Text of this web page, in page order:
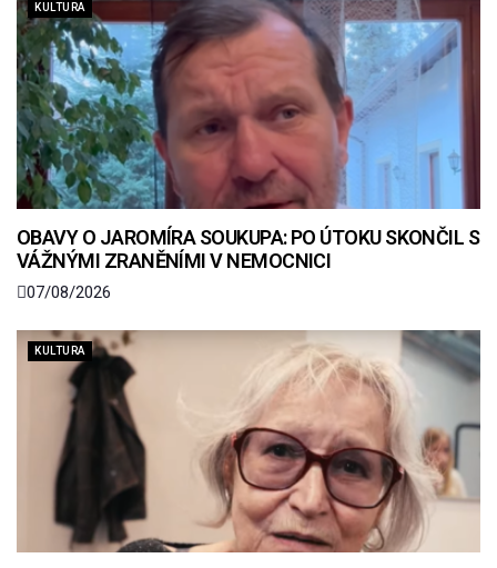
KULTURA
OBAVY O JAROMÍRA SOUKUPA: PO ÚTOKU SKONČIL S
VÁŽNÝMI ZRANĚNÍMI V NEMOCNICI
07/08/2026
KULTURA